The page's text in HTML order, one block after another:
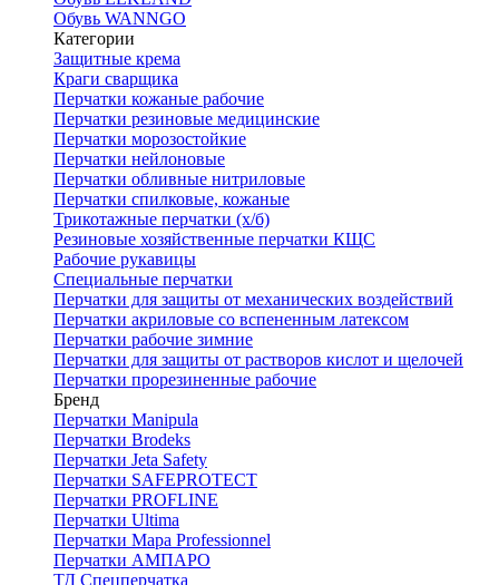
Обувь WANNGO
Категории
Защитные крема
Краги сварщика
Перчатки кожаные рабочие
Перчатки резиновые медицинские
Перчатки морозостойкие
Перчатки нейлоновые
Перчатки обливные нитриловые
Перчатки спилковые, кожаные
Трикотажные перчатки (х/б)
Резиновые хозяйственные перчатки КЩС
Рабочие рукавицы
Специальные перчатки
Перчатки для защиты от механических воздействий
Перчатки акриловые со вспененным латексом
Перчатки рабочие зимние
Перчатки для защиты от растворов кислот и щелочей
Перчатки прорезиненные рабочие
Бренд
Перчатки Manipula
Перчатки Brodeks
Перчатки Jeta Safety
Перчатки SAFEPROTECT
Перчатки PROFLINE
Перчатки Ultima
Перчатки Мара Professionnel
Перчатки АМПАРО
ТД Спецперчатка